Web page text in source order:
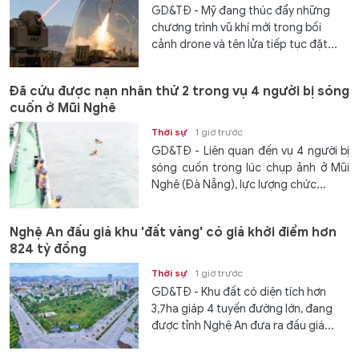
GD&TĐ - Mỹ đang thúc đẩy những
chương trình vũ khí mới trong bối
cảnh drone và tên lửa tiếp tục đặt...
Đã cứu được nạn nhân thứ 2 trong vụ 4 người bị sóng
cuốn ở Mũi Nghê
Thời sự 1 giờ trước
GD&TĐ - Liên quan đến vụ 4 người bị
sóng cuốn trong lúc chụp ảnh ở Mũi
Nghê (Đà Nẵng), lực lượng chức...
Nghệ An đấu giá khu 'đất vàng' có giá khởi điểm hơn
824 tỷ đồng
Thời sự 1 giờ trước
GD&TĐ - Khu đất có diện tích hơn
3,7ha giáp 4 tuyến đường lớn, đang
được tỉnh Nghệ An đưa ra đấu giá...